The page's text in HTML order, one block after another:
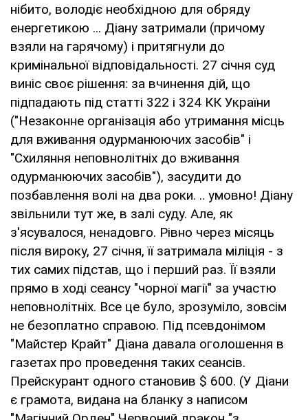
нібито, володіє необхідною для обряду
енергетикою ... Діану затримали (причому
взяли на гарячому) і притягнули до
кримінальної відповідальності. 27 січня суд
виніс своє рішення: за вчинення дій, що
підпадають під статті 322 і 324 КК України
("Незаконне організація або утримання місць
для вживання одурманюючих засобів" і
"Схиляння неповнолітніх до вживання
одурманюючих засобів"), засудити до
позбавлення волі на два роки. .. умовно! Діану
звільнили тут же, в залі суду. Але, як
з'ясувалося, ненадовго. Рівно через місяць
після вироку, 27 січня, її затримала міліція - з
тих самих підстав, що і перший раз. Її взяли
прямо в ході сеансу "чорної магії" за участю
неповнолітніх. Все це було, зрозуміло, зовсім
не безоплатно справою. Під псевдонімом
"Майстер Крайт" Діана давала оголошення в
газетах про проведення таких сеансів.
Прейскурант одного становив $ 600. (У Діани
є грамота, видана на бланку з написом